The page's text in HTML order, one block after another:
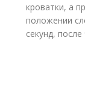
кроватки, а
положении
секунд,